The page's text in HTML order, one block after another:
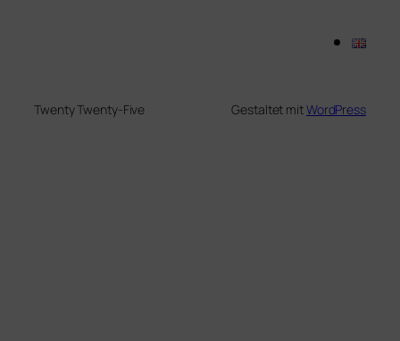
Twenty Twenty-Five Gestaltet mitWordPress